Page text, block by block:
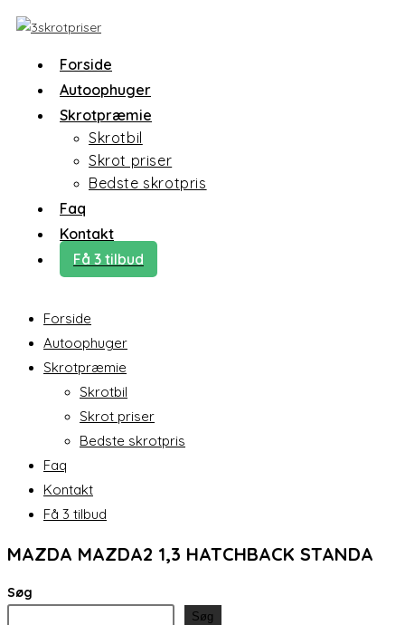
Forside
Autoophuger
Skrotpræmie
Skrotbil
Skrot priser
Bedste skrotpris
Faq
Kontakt
Få 3 tilbud
Forside
Autoophuger
Skrotpræmie
Skrotbil
Skrot priser
Bedste skrotpris
Faq
Kontakt
Få 3 tilbud
MAZDA MAZDA2 1,3 HATCHBACK STANDA
Søg
Søg